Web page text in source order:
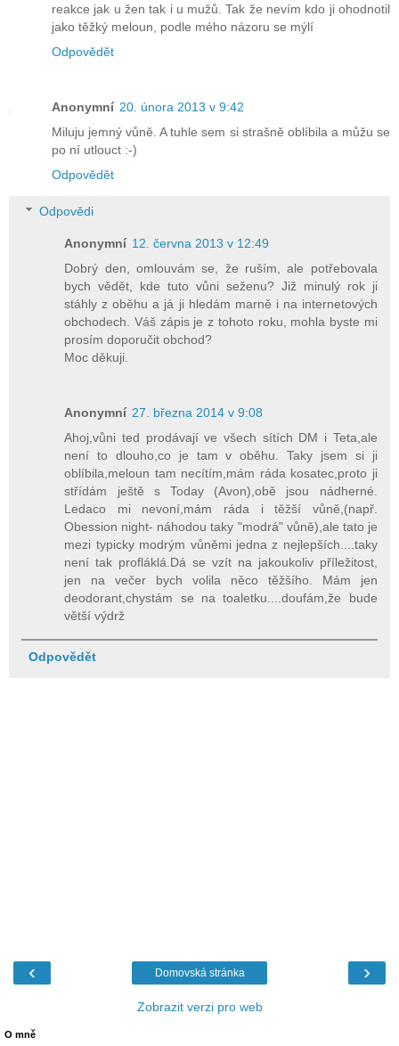
reakce jak u žen tak i u mužů. Tak že nevím kdo ji ohodnotil
jako těžký meloun, podle mého názoru se mýlí
Odpovědět
Anonymní 20. února 2013 v 9:42
Miluju jemný vůně. A tuhle sem si strašně oblíbila a můžu se
po ní utlouct :-)
Odpovědět
Odpovědi
Anonymní 12. června 2013 v 12:49
Dobrý den, omlouvám se, že ruším, ale potřebovala
bych vědět, kde tuto vůni seženu? Již minulý rok ji
stáhly z oběhu a já ji hledám marně i na internetových
obchodech. Váš zápis je z tohoto roku, mohla byste mi
prosím doporučit obchod?
Moc děkuji.
Anonymní 27. března 2014 v 9:08
Ahoj,vůni ted prodávají ve všech sítích DM i Teta,ale
není to dlouho,co je tam v oběhu. Taky jsem si ji
oblíbila,meloun tam necítím,mám ráda kosatec,proto ji
střídám ještě s Today (Avon),obě jsou nádherné.
Ledaco mi nevoní,mám ráda i těžší vůně,(např.
Obession night- náhodou taky "modrá" vůně),ale tato je
mezi typicky modrým vůněmi jedna z nejlepších....taky
není tak profláklá.Dá se vzít na jakoukoliv příležitost,
jen na večer bych volila něco těžšího. Mám jen
deodorant,chystám se na toaletku....doufám,že bude
větší výdrž
Odpovědět
‹ ›
Domovská stránka
Zobrazit verzi pro web
O mně